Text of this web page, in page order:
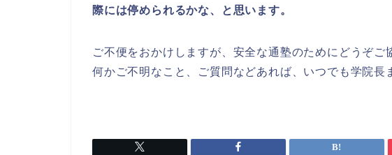
際には停められるかな、と思います。
ご不便をおかけしますが、安全な通塾のためにどうぞご
何かご不明なこと、ご質問などあれば、いつでも学院長